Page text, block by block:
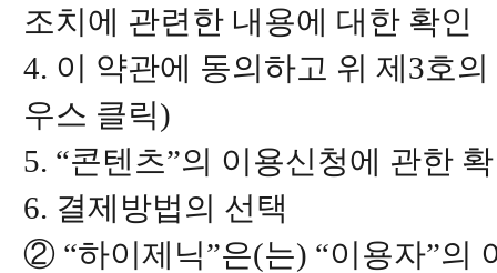
조치에 관련한 내용에 대한 확인
4. 이 약관에 동의하고 위 제3호
우스 클릭)
5. “콘텐츠”의 이용신청에 관한
6. 결제방법의 선택
② “하이제닉”은(는) “이용자”의